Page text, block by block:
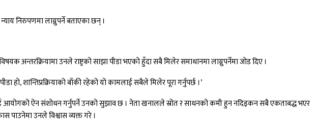
निरुपणमा लाग्नुपर्ने बताएका छन् ।
अन्तरक्रियामा उनले राष्ट्रको साझा पीडा भएको हुँदा सबै मिलेर समाधानमा लाग्नुपर्नेमा जोड दिए ।
हो, शान्तिप्रक्रियाको बाँकी रहेको यो कामलाई सबैले मिलेर पूरा गर्नुपर्छ ।’
दुई आयोगको ऐन संशोधन गर्नुपर्ने उनको सुझाव छ । नेता खनालले स्रोत र साधनको कमी हुन नदिइकन सबै एकताबद्ध भएर
पाउनेमा उनले विश्वास व्यक्त गरे ।